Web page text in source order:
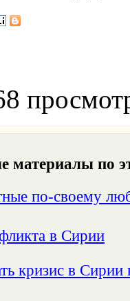
материалы по
по-своему
в Сирии
кризис в Сирии